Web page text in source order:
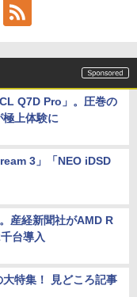
Q7D Pro」。圧巻の
上体験に
3」「NEO iDSD
産経新聞社がAMD R
台導入
特集！ 見どころ記事